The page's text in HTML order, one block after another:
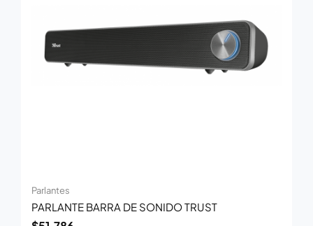
Parlantes
PARLANTE BARRA DE SONIDO TRUST